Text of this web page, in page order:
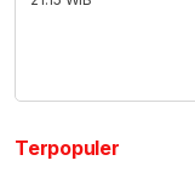
Terpopuler